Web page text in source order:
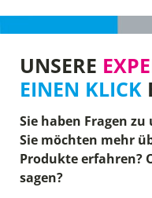
UNSERE
EINEN KLICK
Sie haben Fragen
Sie möchten mehr
Produkte erfahren?
sagen?